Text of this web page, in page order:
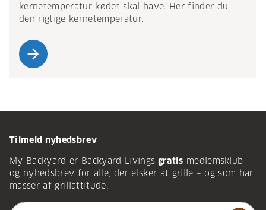
kernetemperatur kødet skal have. Her finder du
den rigtige kernetemperatur.
arrow_forward
Tilmeld nyhedsbrev
My Backyard er Backyard Livings gratis medlemsklub
og nyhedsbrev for alle, der elsker at grille – og som har
masser af grillattitude.